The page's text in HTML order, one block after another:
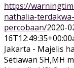
https://
nathalia-
percobaan/2020-
16T12:49:35+00:00
Jakarta - Majelis
Setiawan SH,MH